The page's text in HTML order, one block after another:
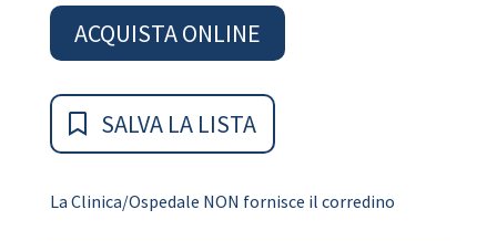
ACQUISTA ONLINE
SALVA LA LISTA
La Clinica/Ospedale NON fornisce il corredino